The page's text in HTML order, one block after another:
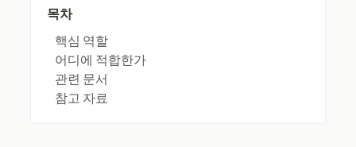
목차
핵심 역할
어디에 적합한가
관련 문서
참고 자료